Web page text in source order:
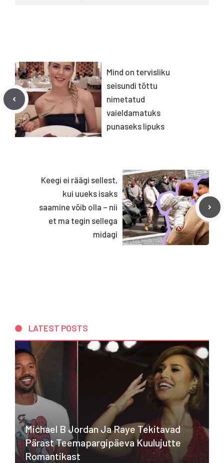
Mind on tervisliku
seisundi tõttu
nimetatud
vaieldamatuks
punaseks lipuks
Keegi ei räägi sellest,
kui uueks isaks
saamine võib olla – nii
et ma tegin sellega
midagi
LATEST POSTS
Michael B Jordan Ja Raye Tekitavad
Pärast Teemapargipäeva Kuulujutte
Romantikast